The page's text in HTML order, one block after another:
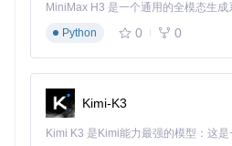
EFI引导流程重构
动前注入必要的驱动和补丁，实现
其核心工作流程如下：
Python
0 0
Kimi-K3